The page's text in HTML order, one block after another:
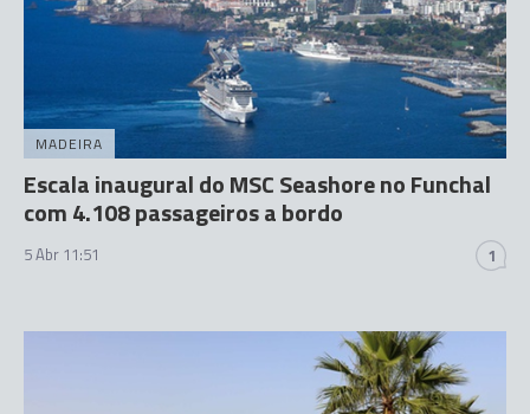
MADEIRA
Escala inaugural do MSC Seashore no Funchal
com 4.108 passageiros a bordo
5 Abr 11:51 1